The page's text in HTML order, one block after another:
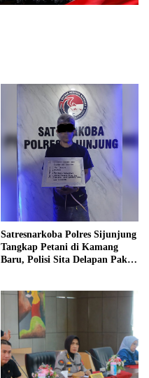
Satresnarkoba Polres Sijunjung
Tangkap Petani di Kamang
Baru, Polisi Sita Delapan Paket